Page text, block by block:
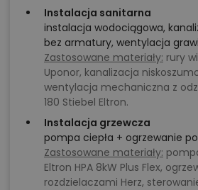
Instalacja sanitarna
instalacja wodociągowa,
bez armatury, wentylacja
Zastosowane materiały: rury
Uponor, kanalizacja
wentylacja mechaniczna z
180 Stiebel Eltron.
Instalacja grzewcza
pompa ciepła + ogrzewanie
Zastosowane materiały:
Eltron HPA 8kW Plus Flex,
rozdzielaczami Herz,